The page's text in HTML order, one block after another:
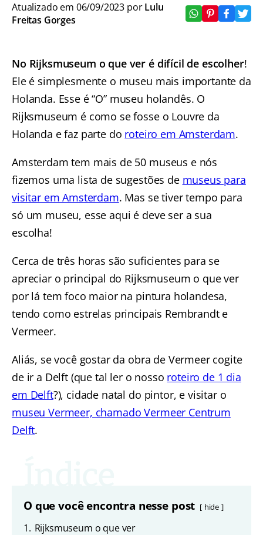
Atualizado em 06/09/2023 porLulu
Freitas Gorges
No Rijksmuseum o que ver é difícil de escolher!
Ele é simplesmente o museu mais importante da
Holanda. Esse é “O” museu holandês. O
Rijksmuseum é como se fosse o Louvre da
Holanda e faz parte do roteiro em Amsterdam.
Amsterdam tem mais de 50 museus e nós
fizemos uma lista de sugestões de museus para
visitar em Amsterdam. Mas se tiver tempo para
só um museu, esse aqui é deve ser a sua
escolha!
Cerca de três horas são suficientes para se
apreciar o principal do Rijksmuseum o que ver
por lá tem foco maior na pintura holandesa,
tendo como estrelas principais Rembrandt e
Vermeer.
Aliás, se você gostar da obra de Vermeer cogite
de ir a Delft (que tal ler o nosso roteiro de 1 dia
em Delft?), cidade natal do pintor, e visitar o
museu Vermeer, chamado Vermeer Centrum
Delft.
O que você encontra nesse post hide
1. Rijksmuseum o que ver